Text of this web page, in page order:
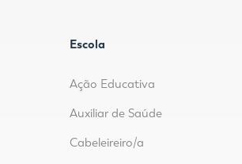
Escola
Ação Educativa
Auxiliar de Saúde
Cabeleireiro/a